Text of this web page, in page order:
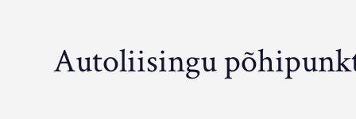
Autoliisingu